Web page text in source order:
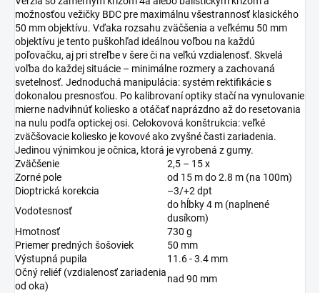
možnosťou vežičky BDC pre maximálnu všestrannosť klasického
50 mm objektívu. Vďaka rozsahu zväčšenia a veľkému 50 mm
objektívu je tento puškohľad ideálnou voľbou na každú
poľovačku, aj pri streľbe v šere či na veľkú vzdialenosť. Skvelá
voľba do každej situácie – minimálne rozmery a zachovaná
svetelnosť. Jednoduchá manipulácia: systém rektifikácie s
dokonalou presnosťou. Po kalibrovaní optiky stačí na vynulovanie
mierne nadvihnúť koliesko a otáčať naprázdno až do resetovania
na nulu podľa optickej osi. Celokovová konštrukcia: veľké
zväčšovacie koliesko je kovové ako zvyšné časti zariadenia.
Jedinou výnimkou je očnica, ktorá je vyrobená z gumy.
Zväčšenie
2,5 – 15 x
Zorné pole
od 15 m do 2.8 m (na 100m)
Dioptrická korekcia
–3/+2 dpt
Vodotesnosť
do hĺbky 4 m (naplnené
dusíkom)
Hmotnosť
730 g
Priemer predných šošoviek
50 mm
Výstupná pupila
11.6 - 3.4 mm
Očný reliéf (vzdialenosť zariadenia
od oka)
nad 90 mm